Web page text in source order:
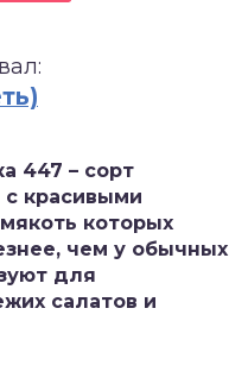
447 – сорт
с красивыми
которых
чем у обычных
для
салатов и